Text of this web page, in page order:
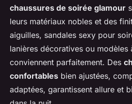
chaussures de soirée glamour
leurs matériaux nobles et des
aiguilles, sandales sexy pour
lanières décoratives ou modèles
conviennent parfaitement. Des
confortables bien ajustées,
adaptées, garantissent allure et